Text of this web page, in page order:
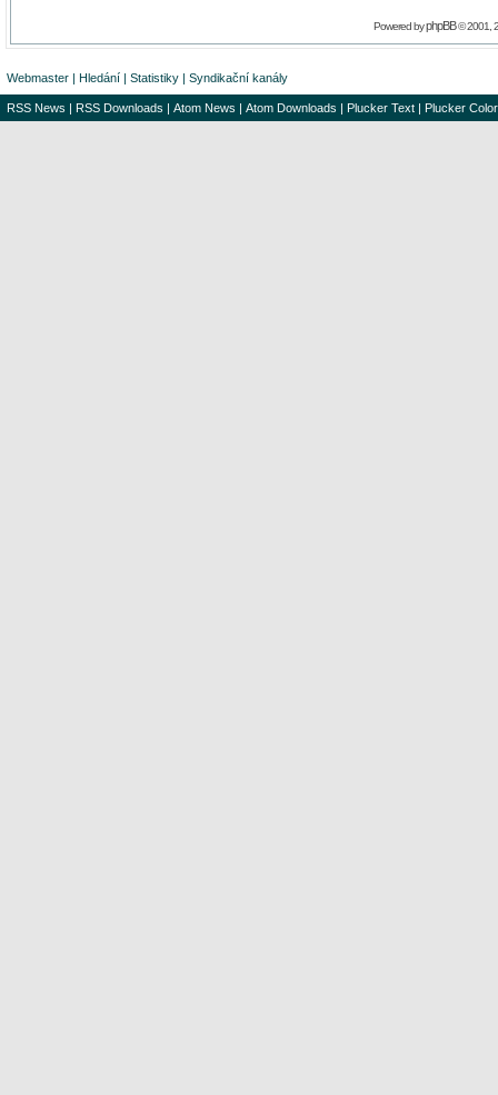
Powered byphpBB© 2001,
Webmaster | Hledání | Statistiky | Syndikační kanály
RSS News | RSS Downloads | Atom News | Atom Downloads | Plucker Text | Plucker Color